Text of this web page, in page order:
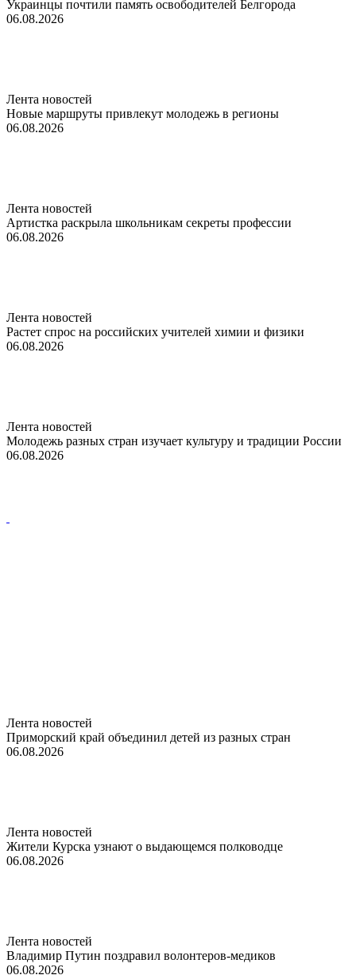
Украинцы почтили память освободителей Белгорода
06.08.2026
Лента новостей
Новые маршруты привлекут молодежь в регионы
06.08.2026
Лента новостей
Артистка раскрыла школьникам секреты профессии
06.08.2026
Лента новостей
Растет спрос на российских учителей химии и физики
06.08.2026
Лента новостей
Молодежь разных стран изучает культуру и традиции России
06.08.2026
Лента новостей
Приморский край объединил детей из разных стран
06.08.2026
Лента новостей
Жители Курска узнают о выдающемся полководце
06.08.2026
Лента новостей
Владимир Путин поздравил волонтеров-медиков
06.08.2026